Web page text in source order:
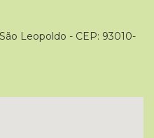
Leopoldo - CEP: 93010-